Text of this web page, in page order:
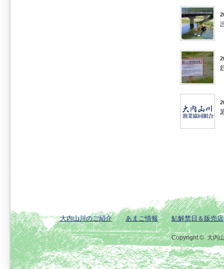
大内山川のご紹介 あまご情報 鮎解禁日＆販売店
Copyright ©大内